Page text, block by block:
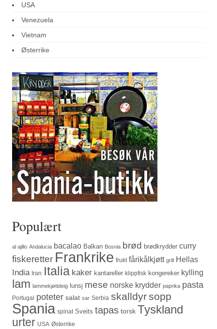
USA
Venezuela
Vietnam
Østerrike
Populært
al ajillo Andalucia bacalao Balkan Bosnia brød brødkrydder curry
fiskeretter Frankrike frukt fårikålkjøtt grill Hellas
India Iran Italia kaker kantareller klippfisk kongereker kylling
lam lammekjøttdeig lunsj mese norske krydder paprika pasta
Portugal poteter salat sar Serbia skalldyrsopp
Spania spinat Sveits tapas torsk Tyskland
urter USA Østerrike